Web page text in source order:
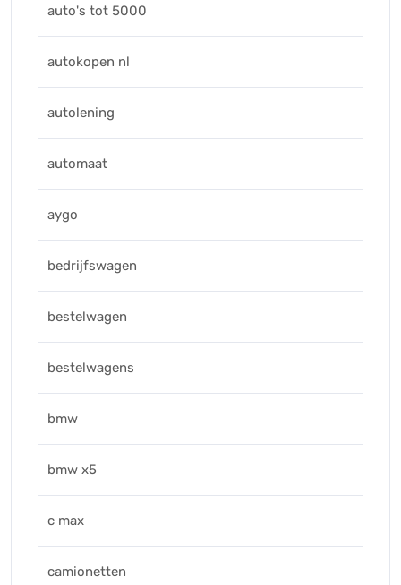
auto's tot 5000
autokopen nl
autolening
automaat
aygo
bedrijfswagen
bestelwagen
bestelwagens
bmw
bmw x5
c max
camionetten